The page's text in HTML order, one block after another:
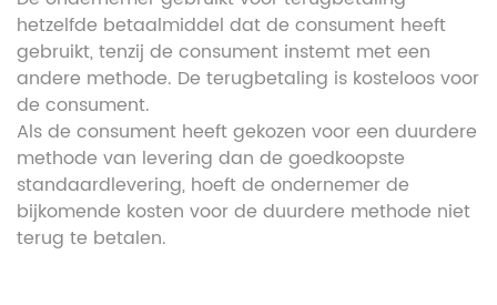
hetzelfde betaalmiddel dat de consument heeft
gebruikt, tenzij de consument instemt met een
andere methode. De terugbetaling is kosteloos voor
de consument.
Als de consument heeft gekozen voor een duurdere
methode van levering dan de goedkoopste
standaardlevering, hoeft de ondernemer de
bijkomende kosten voor de duurdere methode niet
terug te betalen.